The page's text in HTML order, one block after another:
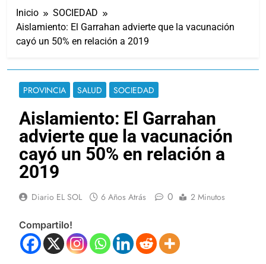
Inicio
SOCIEDAD
Aislamiento: El Garrahan advierte que la vacunación
cayó un 50% en relación a 2019
PROVINCIA SALUD SOCIEDAD
Aislamiento: El Garrahan
advierte que la vacunación
cayó un 50% en relación a
2019
Diario EL SOL 6 Años Atrás 0 2 Minutos
Compartilo!